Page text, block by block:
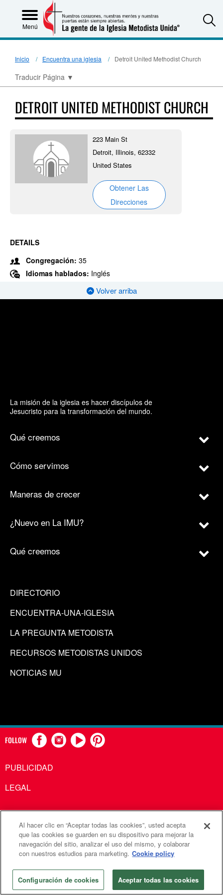
Menú
Inicio Encuentra una iglesia Detroit United Methodist Church
Traducir Página ▼
DETROIT UNITED METHODIST CHURCH
223 Main St
Detroit, Illinois, 62332
United States
Obtener Las
Direcciones
DETAILS
Congregación: 35
Idiomas hablados: Inglés
Volver arriba
La misión de la iglesia es hacer discípulos de
Jesucristo para la transformación del mundo.
Qué creemos
Cómo servimos
Maneras de crecer
¿Nuevo en La IMU?
Qué creemos
DIRECTORIO
ENCUENTRA-UNA-IGLESIA
LA PREGUNTA METODISTA
RECURSOS METODISTAS UNIDOS
NOTICIAS MU
FOLLOW
PUBLICIDAD
LEGAL
Comunicaciones Metodistas Unidas es una agencia de la
Iglesia Metodista Unida
©2026Comunicaciones Metodistas Unidas. Reservados
todos los derechos
Al hacer clic en “Aceptar todas las cookies”, usted acepta
que las cookies se guarden en su dispositivo para mejorar la
navegación del sitio, analizar el uso del mismo, y colaborar
con nuestros estudios para marketing. Cookie policy
Configuración de cookies Aceptar todas las cookies